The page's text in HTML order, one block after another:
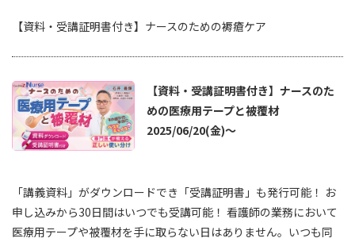
【資料・受講証明書付き】ナースのための褥瘡ケア
【資料・受講証明書付き】ナースのた
めの医療用テープと被覆材
2025/06/20(金)～
「講義資料」がダウンロードでき「受講証明書」も発行可能！ お
申し込みから30日間はいつでも受講可能！ 看護師の業務において
医療用テープや被覆材を手に取らない日はありません。いつも同